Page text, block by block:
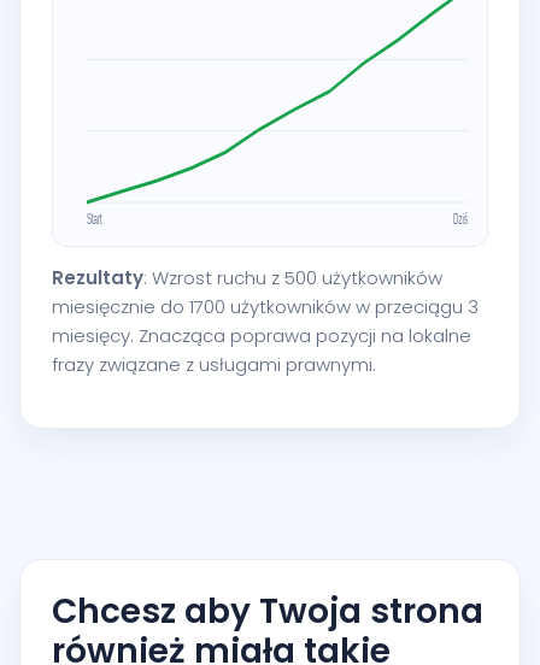
Rezultaty: Wzrost ruchu z 500 użytkowników
miesięcznie do 1700 użytkowników w przeciągu 3
miesięcy. Znacząca poprawa pozycji na lokalne
frazy związane z usługami prawnymi.
Chcesz aby Twoja strona
również miała takie